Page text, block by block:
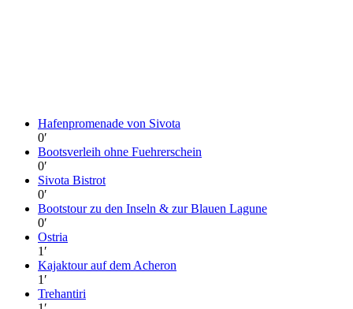
Hafenpromenade von Sivota
0′
Bootsverleih ohne Fuehrerschein
0′
Sivota Bistrot
0′
Bootstour zu den Inseln & zur Blauen Lagune
0′
Ostria
1′
Kajaktour auf dem Acheron
1′
Trehantiri